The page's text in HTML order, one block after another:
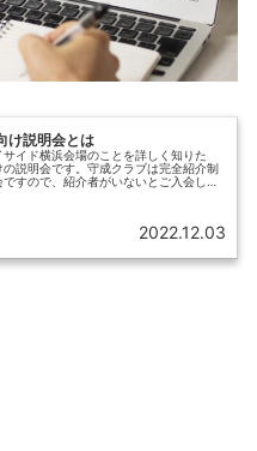
け説明会とは
イド横浜会場のことを詳しく知りた
説明会です。守成クラブは完全紹介制
すので、紹介者がいないとご入会して
2022.12.03